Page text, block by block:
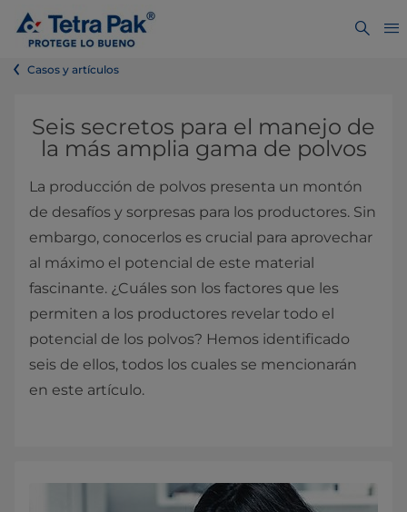
Casos y artículos
Seis secretos para el manejo de
la más amplia gama de polvos
La producción de polvos presenta un montón
de desafíos y sorpresas para los productores. Sin
embargo, conocerlos es crucial para aprovechar
al máximo el potencial de este material
fascinante. ¿Cuáles son los factores que les
permiten a los productores revelar todo el
potencial de los polvos? Hemos identificado
seis de ellos, todos los cuales se mencionarán
en este artículo.